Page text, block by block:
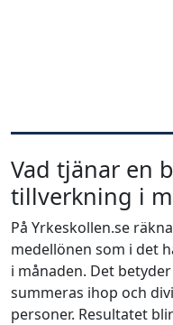
Vad tjänar en
tillverkning i
På Yrkeskollen.se
medellönen som i det
i månaden. Det
summeras ihop och
personer. Resultatet